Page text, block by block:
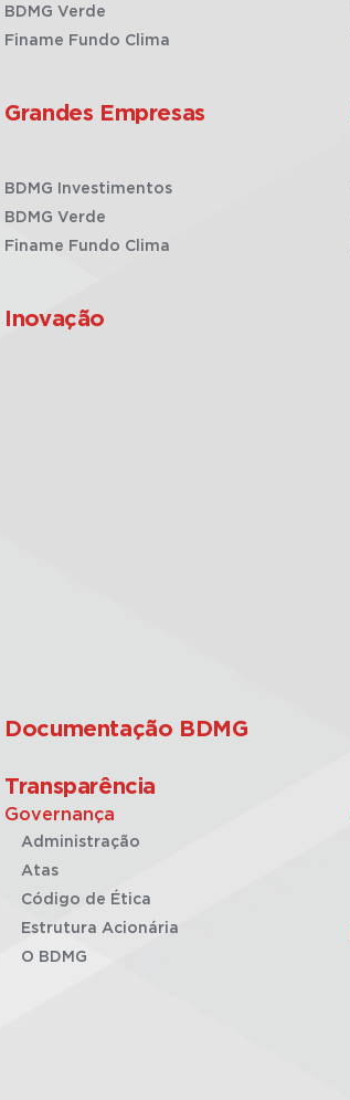
BDMG Verde
Finame Fundo Clima
Grandes Empresas
BDMG Investimentos
BDMG Verde
Finame Fundo Clima
Inovação
Documentação BDMG
Transparência
Governança
Administração
Atas
Código de Ética
Estrutura Acionária
O BDMG